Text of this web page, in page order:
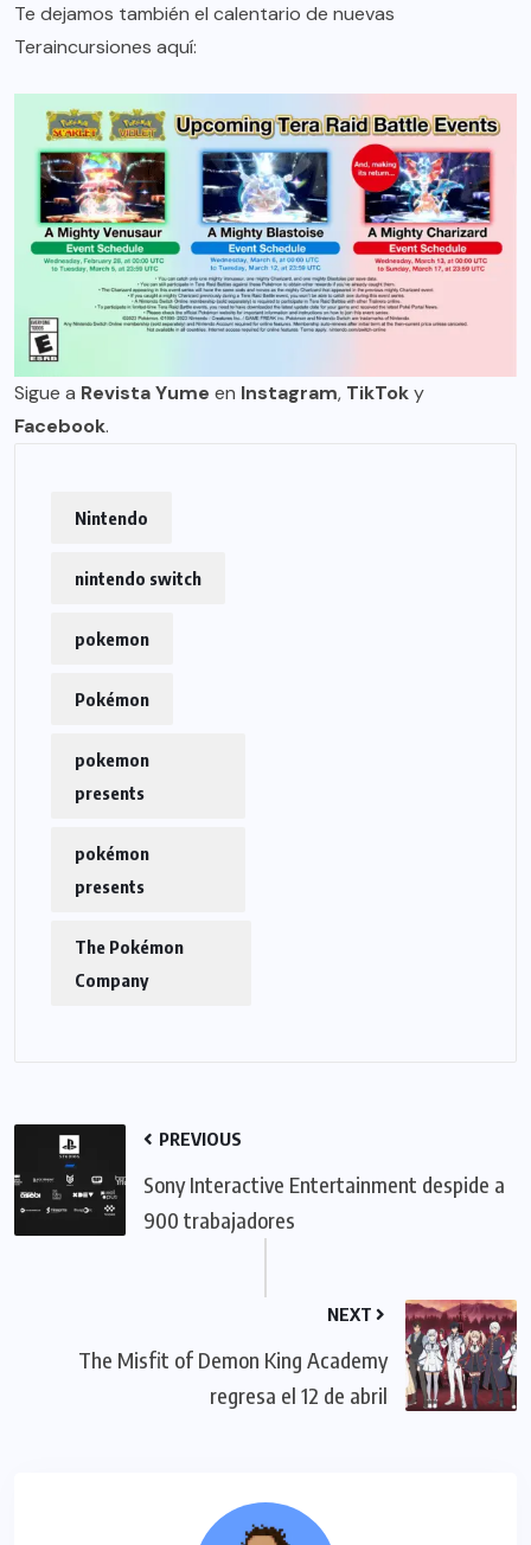
Te dejamos también el calentario de nuevas
Teraincursiones aquí:
Sigue a Revista Yume en Instagram, TikToky
Facebook.
Nintendo
nintendo switch
pokemon
Pokémon
pokemon
presents
pokémon
presents
The Pokémon
Company
PREVIOUS
Sony Interactive Entertainment despide a
900 trabajadores
NEXT
The Misfit of Demon King Academy
regresa el 12 de abril